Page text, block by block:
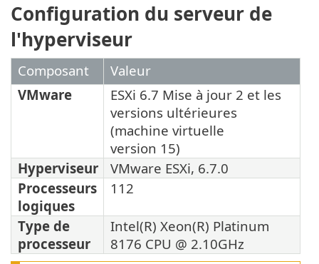
Configuration du serveur de
l'hyperviseur
Composant
Valeur
VMware
ESXi 6.7 Mise à jour 2 et les
versions ultérieures
(machine virtuelle
version 15)
Hyperviseur
VMware ESXi, 6.7.0
Processeurs
logiques
112
Type de
processeur
Intel(R) Xeon(R) Platinum
8176 CPU @ 2.10GHz